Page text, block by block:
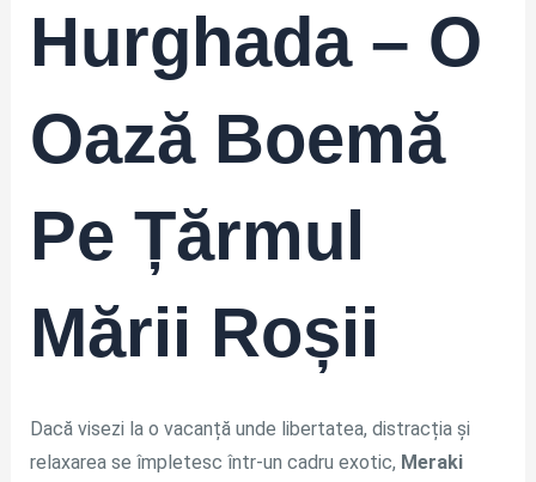
Hurghada – O
Oază Boemă
Pe Țărmul
Mării Roșii
Dacă visezi la o vacanță unde libertatea, distracția și
relaxarea se împletesc într-un cadru exotic, Meraki